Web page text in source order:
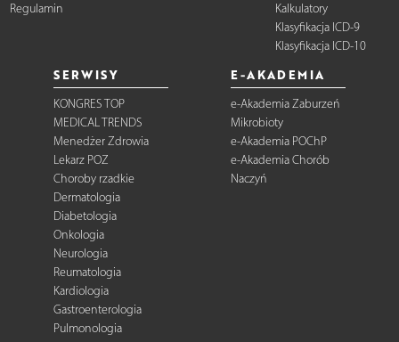
Regulamin
Kalkulatory
Klasyfikacja ICD-9
Klasyfikacja ICD-10
SERWISY
KONGRES TOP
MEDICAL TRENDS
Menedżer Zdrowia
Lekarz POZ
Choroby rzadkie
Dermatologia
Diabetologia
Onkologia
Neurologia
Reumatologia
Kardiologia
Gastroenterologia
Pulmonologia
E-AKADEMIA
e-Akademia Zaburzeń
Mikrobioty
e-Akademia POChP
e-Akademia Chorób
Naczyń